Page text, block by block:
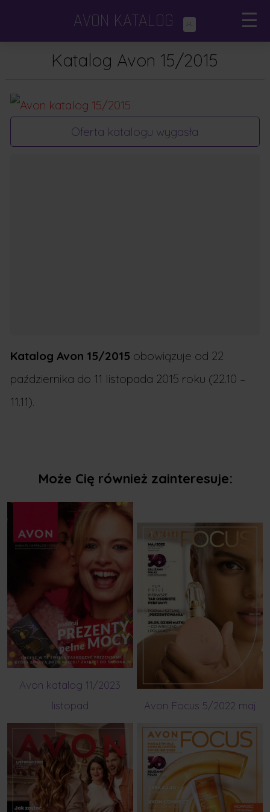
☰
AVON KATALOG .PL
Katalog Avon 15/2015
Oferta katalogu wygasła
Katalog Avon 15/2015 obowiązuje od 22
października do 11 listopada 2015 roku (22.10 –
11.11).
×
[nggallery id=134 template=nowa]
Może Cię również zainteresuje:
Avon katalog 11/2023
listopad
Avon Focus 5/2022 maj
×
Katalogi Avon
Dodatki i minikatalogi